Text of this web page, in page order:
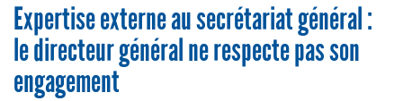
Expertise externe au secrétariat général :
le directeur général ne respecte pas son
engagement